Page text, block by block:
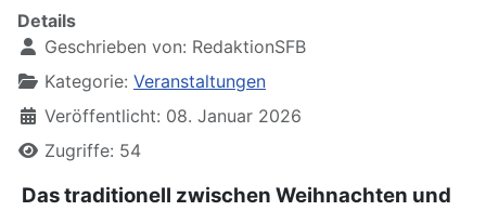
Details
Geschrieben von: RedaktionSFB
Kategorie: Veranstaltungen
Veröffentlicht: 08. Januar 2026
Zugriffe: 54
Das traditionell zwischen Weihnachten und